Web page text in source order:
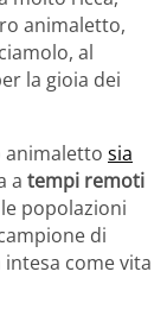
animaletto,
al
la gioia dei
animaletto sia
a tempi remoti
popolazioni
di
come vita